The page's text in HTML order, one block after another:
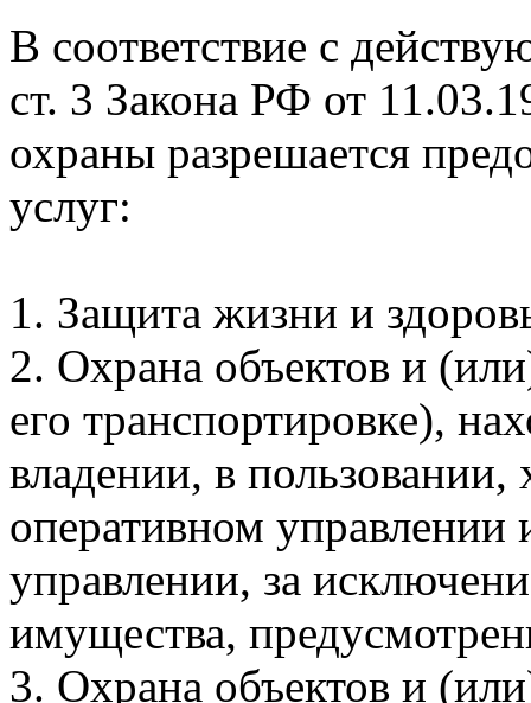
В соответствие с
ст. 3 Закона РФ от
охраны разрешается
услуг:
1. Защита жизни и
2. Охрана объектов и
его транспортировке),
владении, в пользовании,
оперативном управлении
управлении, за
имущества,
3. Охрана объектов и